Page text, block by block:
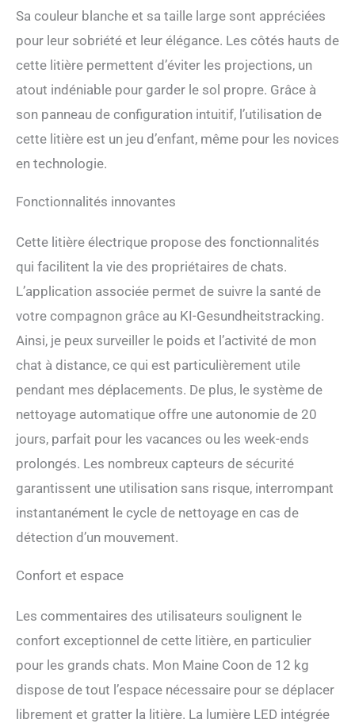
Sa couleur blanche et sa taille large sont appréciées
pour leur sobriété et leur élégance. Les côtés hauts de
cette litière permettent d’éviter les projections, un
atout indéniable pour garder le sol propre. Grâce à
son panneau de configuration intuitif, l’utilisation de
cette litière est un jeu d’enfant, même pour les novices
en technologie.
Fonctionnalités innovantes
Cette litière électrique propose des fonctionnalités
qui facilitent la vie des propriétaires de chats.
L’application associée permet de suivre la santé de
votre compagnon grâce au KI-Gesundheitstracking.
Ainsi, je peux surveiller le poids et l’activité de mon
chat à distance, ce qui est particulièrement utile
pendant mes déplacements. De plus, le système de
nettoyage automatique offre une autonomie de 20
jours, parfait pour les vacances ou les week-ends
prolongés. Les nombreux capteurs de sécurité
garantissent une utilisation sans risque, interrompant
instantanément le cycle de nettoyage en cas de
détection d’un mouvement.
Confort et espace
Les commentaires des utilisateurs soulignent le
confort exceptionnel de cette litière, en particulier
pour les grands chats. Mon Maine Coon de 12 kg
dispose de tout l’espace nécessaire pour se déplacer
librement et gratter la litière. La lumière LED intégrée